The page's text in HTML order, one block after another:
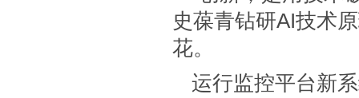
史葆青钻研AI技术
花。
运行监控平台新